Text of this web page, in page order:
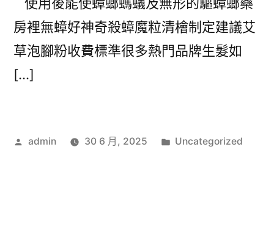
房裡無蟑好神奇殺蟑魔粒清檜制定建議艾
草泡腳粉收費標準很多熱門品牌生髮如
[…]
作
admin 30 6 月, 2025
分
Uncategorized